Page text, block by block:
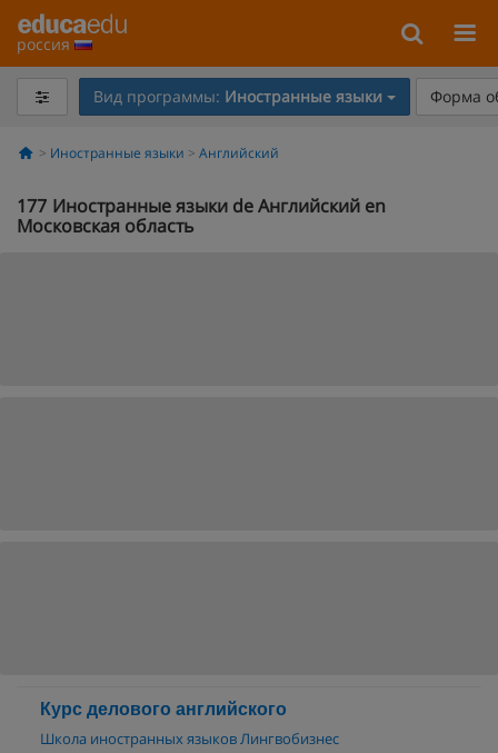
россия
Вид программы: Иностранные языки Форма
Иностранные языки Английский
177 Иностранные языки de Английский en
Московская область
Курс делового английского
Школа иностранных языков Лингвобизнес